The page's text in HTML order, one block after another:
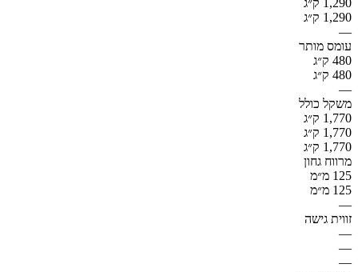
1,290 ק״ג
—
עומס מותר
480 ק״ג
480 ק״ג
—
משקל כולל
1,770 ק״ג
1,770 ק״ג
1,770 ק״ג
מרווח גחון
125 מ״מ
125 מ״מ
—
זווית גישה
—
—
—